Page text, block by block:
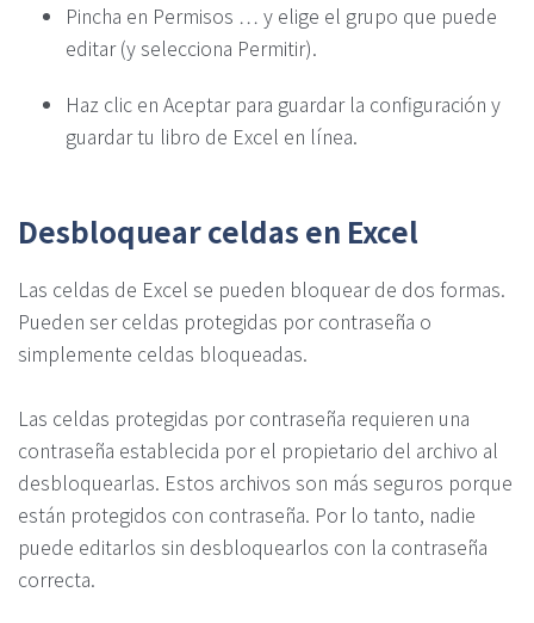
Pincha en Permisos … y elige el grupo que puede
editar (y selecciona Permitir).
Haz clic en Aceptar para guardar la configuración y
guardar tu libro de Excel en línea.
Desbloquear celdas en Excel
Las celdas de Excel se pueden bloquear de dos formas.
Pueden ser celdas protegidas por contraseña o
simplemente celdas bloqueadas.
Las celdas protegidas por contraseña requieren una
contraseña establecida por el propietario del archivo al
desbloquearlas. Estos archivos son más seguros porque
están protegidos con contraseña. Por lo tanto, nadie
puede editarlos sin desbloquearlos con la contraseña
correcta.